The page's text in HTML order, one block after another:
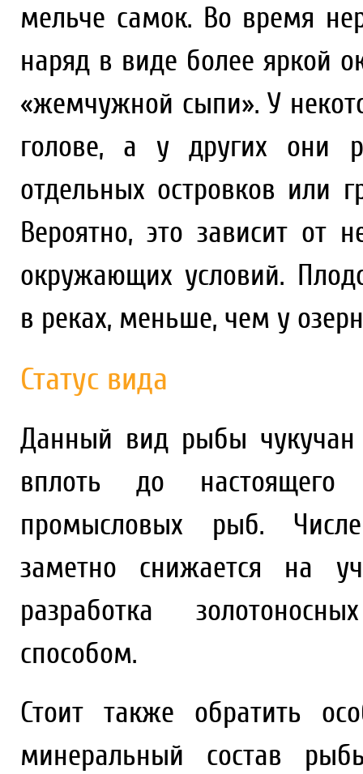
мельче самок. Во время
наряд в виде более яркой
«жемчужной сыпи». У
голове, а у других они
отдельных островков или
Вероятно, это зависит от
окружающих условий.
в реках, меньше, чем у
Статус вида
Данный вид рыбы
вплоть до
промысловых рыб.
заметно снижается на
разработка
способом.
Стоит также обратить
минеральный состав